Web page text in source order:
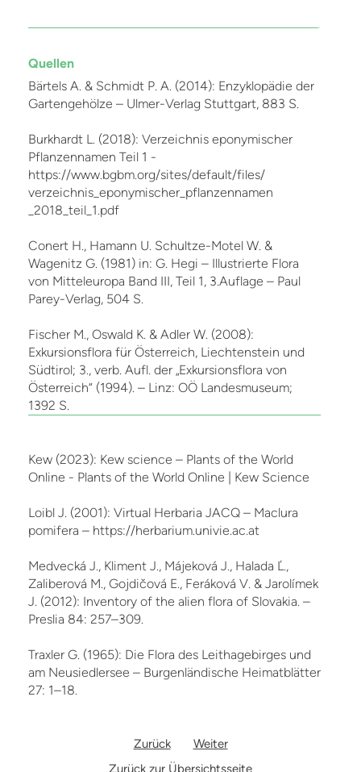
Quellen
Bärtels A. & Schmidt P. A. (2014): Enzyklopädie der
Gartengehölze – Ulmer-Verlag Stuttgart, 883 S.
Burkhardt L. (2018): Verzeichnis eponymischer
Pflanzennamen Teil 1 -
https://www.bgbm.org/sites/default/files/
verzeichnis_eponymischer_pflanzennamen
_2018_teil_1.pdf
Conert H., Hamann U. Schultze-Motel W. &
Wagenitz G. (1981) in: G. Hegi – Illustrierte Flora
von Mitteleuropa Band III, Teil 1, 3.Auflage – Paul
Parey-Verlag, 504 S.
Fischer M., Oswald K. & Adler W. (2008):
Exkursionsflora für Österreich, Liechtenstein und
Südtirol; 3., verb. Aufl. der „Exkursionsflora von
Österreich“ (1994). – Linz: OÖ Landesmuseum;
1392 S.
Kew (2023): Kew science – Plants of the World
Online - Plants of the World Online | Kew Science
Loibl J. (2001): Virtual Herbaria JACQ – Maclura
pomifera – https://herbarium.univie.ac.at
Medvecká J., Kliment J., Májeková J., Halada Ľ.,
Zaliberová M., Gojdičová E., Feráková V. & Jarolímek
J. (2012): Inventory of the alien flora of Slovakia. –
Preslia 84: 257–309.
Traxler G. (1965): Die Flora des Leithagebirges und
am Neusiedlersee – Burgenländische Heimatblätter
27: 1–18.
Zurück
Weiter